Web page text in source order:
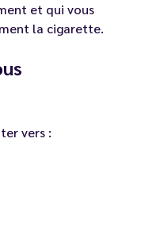
et qui vous
la cigarette.
vers :